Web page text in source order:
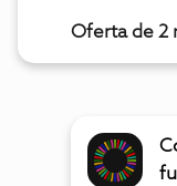
Oferta de 2